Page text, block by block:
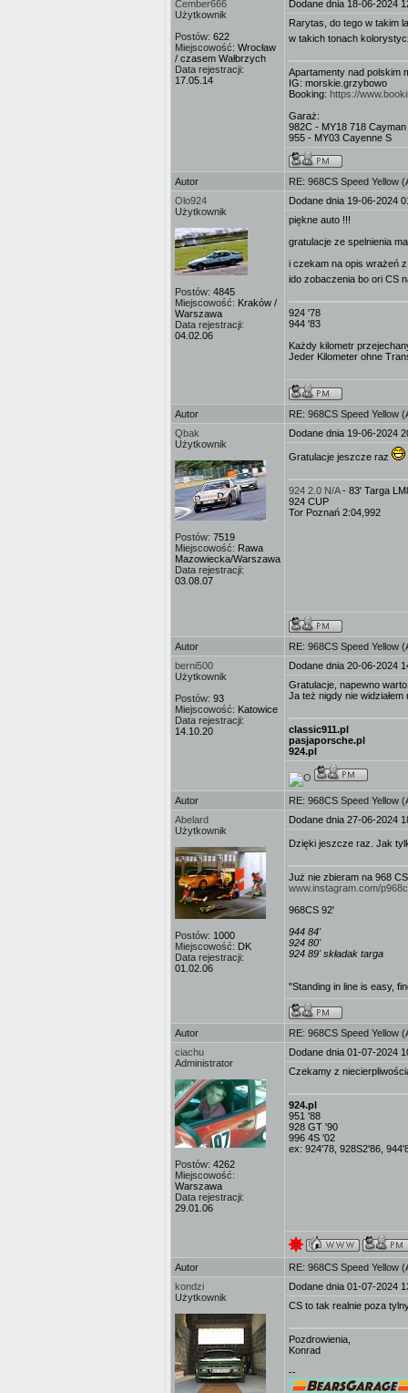
Cember666
Użytkownik
Postów: 622
Miejscowość: Wrocław
/ czasem Wałbrzych
Data rejestracji:
17.05.14
Dodane dnia 18-06-2024
Rarytas, do tego w takim
w takich tonach
Apartamenty nad polskim
IG: morskie.grzybowo
Booking: https://
Garaż:
982C - MY18 718 Cayman
955 - MY03 Cayenne S
Autor
RE: 968CS Speed Yellow
Olo924
Użytkownik
Postów: 4845
Miejscowość: Kraków /
Warszawa
Data rejestracji:
04.02.06
Dodane dnia 19-06-2024
piękne auto !!!
gratulacje ze spelnienia
i czekam na opis wrażeń
ido zobaczenia bo ori CS
924 '78
944 '83
Każdy kilometr
Jeder Kilometer ohne
Autor
RE: 968CS Speed Yellow
Qbak
Użytkownik
Postów: 7519
Miejscowość: Rawa
Mazowiecka/Warszawa
Data rejestracji:
03.08.07
Dodane dnia 19-06-2024
Gratulacje jeszcze raz
924 2.0 N/A- 83' Targa
924 CUP
Tor Poznań 2:04,992
Autor
RE: 968CS Speed Yellow
berni500
Użytkownik
Postów: 93
Miejscowość: Katowice
Data rejestracji:
14.10.20
Dodane dnia 20-06-2024
Gratulacje, napewno
Ja też nigdy nie widziałem
classic911.pl
pasjaporsche.pl
924.pl
Autor
RE: 968CS Speed Yellow
Abelard
Użytkownik
Postów: 1000
Miejscowość: DK
Data rejestracji:
01.02.06
Dodane dnia 27-06-2024
Dzięki jeszcze raz. Jak
Już nie zbieram na 968 CS
www.instagram.com/
968CS 92'
944 84'
924 80'
924 89' składak targa
"Standing in line is easy,
Autor
RE: 968CS Speed Yellow
ciachu
Administrator
Postów: 4262
Miejscowość:
Warszawa
Data rejestracji:
29.01.06
Dodane dnia 01-07-2024
Czekamy z
924.pl
951 '88
928 GT '90
996 4S '02
ex: 924'78, 928S2'86,
Autor
RE: 968CS Speed Yellow
kondzi
Użytkownik
Dodane dnia 01-07-2024
CS to tak realnie poza
Pozdrowienia,
Konrad
--